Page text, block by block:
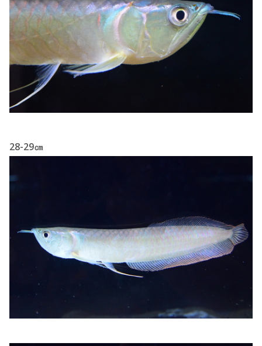
28-29㎝